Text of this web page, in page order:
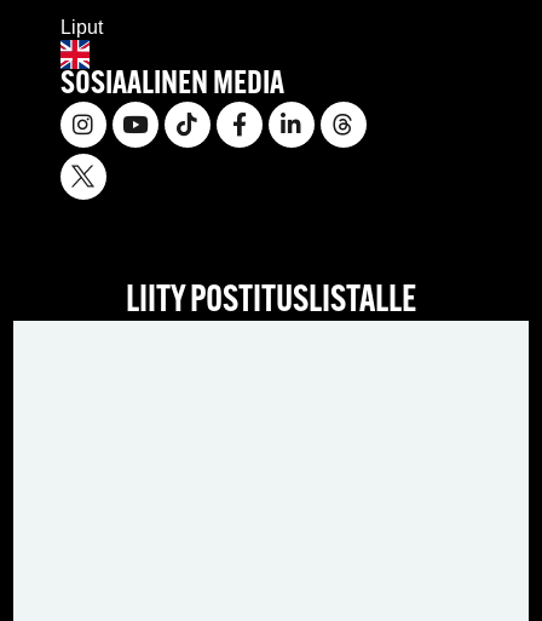
Liput
SOSIAALINEN MEDIA
LIITY POSTITUSLISTALLE